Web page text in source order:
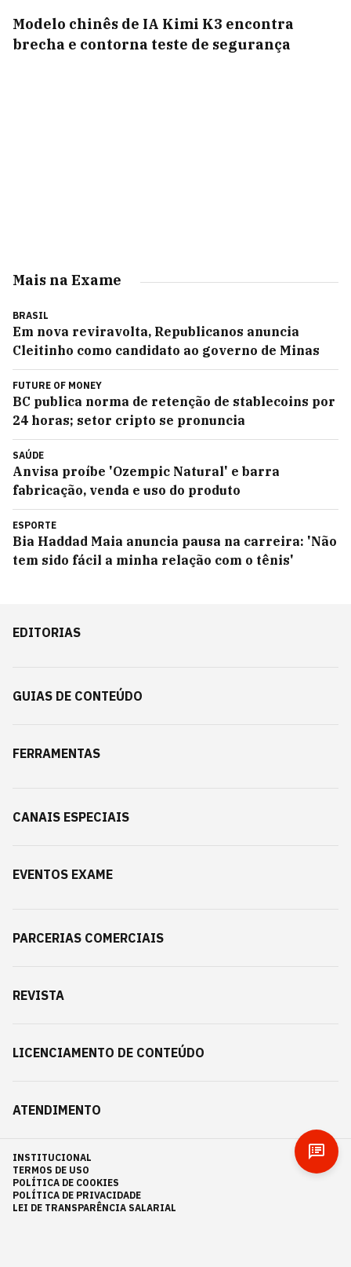
Modelo chinês de IA Kimi K3 encontra
brecha e contorna teste de segurança
Mais na Exame
BRASIL
Em nova reviravolta, Republicanos anuncia
Cleitinho como candidato ao governo de Minas
FUTURE OF MONEY
BC publica norma de retenção de stablecoins por
24 horas; setor cripto se pronuncia
SAÚDE
Anvisa proíbe 'Ozempic Natural' e barra
fabricação, venda e uso do produto
ESPORTE
Bia Haddad Maia anuncia pausa na carreira: 'Não
tem sido fácil a minha relação com o tênis'
EDITORIAS
GUIAS DE CONTEÚDO
FERRAMENTAS
CANAIS ESPECIAIS
EVENTOS EXAME
PARCERIAS COMERCIAIS
REVISTA
LICENCIAMENTO DE CONTEÚDO
ATENDIMENTO
INSTITUCIONAL
TERMOS DE USO
POLÍTICA DE COOKIES
POLÍTICA DE PRIVACIDADE
LEI DE TRANSPARÊNCIA SALARIAL